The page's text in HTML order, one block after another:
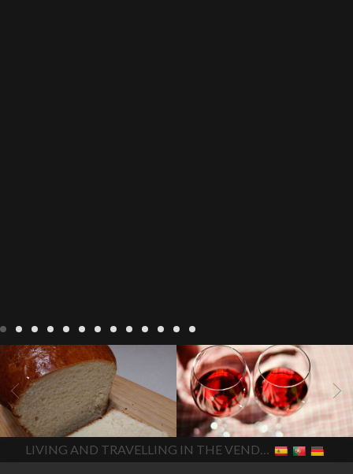
Recepten Wonen
baken in
Frankrijk bakken in de
Vendee
brood bakken
brood met gist gist brood
het beste brood hoe moet
ik brood bakken is melk
brood gezond is melkbrood
gezond mama's brood melk
brood melk brood en
In The Vendee
Blog Wonen beaujolais
2022 Beaujolais Nouveau
2022 De wijnmakers laten
de druiventrossen gisten in
een anaërobe donderdag
17 november 2022 is
beaujolais dag hoe lang is
Beaujolais Nouveau
houdbaar hoeveel flessen
In The Vendee
LIVING AND TRAVELLING IN THE VENDÉE